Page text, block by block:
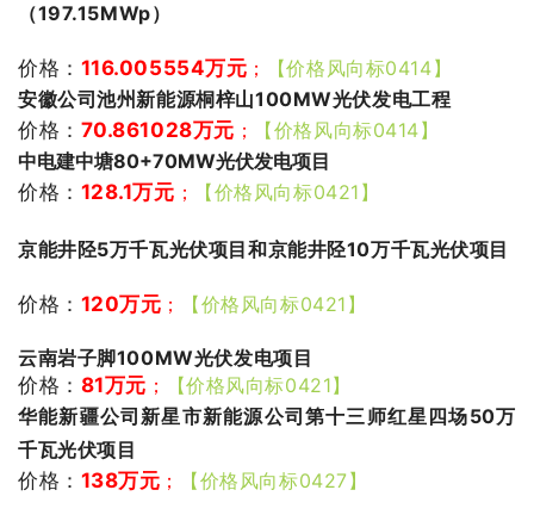
（197.15MWp）
价格： 116.005554万元 ；
【价格风向标0414】
安徽公司池州新能源桐梓山100MW光伏发电工程
价格： 70.861028万元 ；
【价格风向标0414】
中电建中塘80+70MW光伏发电项目
价格： 128.1万元 ； 【价格风向标0421】
京能井陉5万千瓦光伏项目和京能井陉10万千瓦光伏项目
价格： 120万元 ； 【价格风向标0421】
云南岩子脚100MW光伏发电项目
价格： 81万元 ；
【价格风向标0421】
华能新疆公司新星市新能源公司第十三师红星四场50万
千瓦光伏项目
价格： 138万元 ； 【价格风向标0427】